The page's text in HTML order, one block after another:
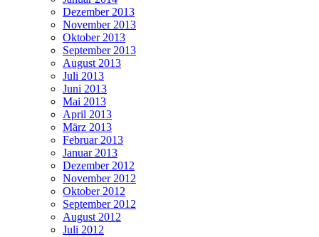
Dezember 2013
November 2013
Oktober 2013
September 2013
August 2013
Juli 2013
Juni 2013
Mai 2013
April 2013
März 2013
Februar 2013
Januar 2013
Dezember 2012
November 2012
Oktober 2012
September 2012
August 2012
Juli 2012